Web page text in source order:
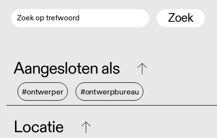
Zoek
Aangesloten als
#ontwerper #ontwerpbureau
Locatie